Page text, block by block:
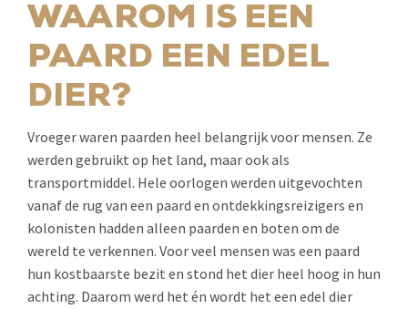
WAAROM IS EEN
PAARD EEN EDEL
DIER?
Vroeger waren paarden heel belangrijk voor mensen. Ze
werden gebruikt op het land, maar ook als
transportmiddel. Hele oorlogen werden uitgevochten
vanaf de rug van een paard en ontdekkingsreizigers en
kolonisten hadden alleen paarden en boten om de
wereld te verkennen. Voor veel mensen was een paard
hun kostbaarste bezit en stond het dier heel hoog in hun
achting. Daarom werd het én wordt het een edel dier